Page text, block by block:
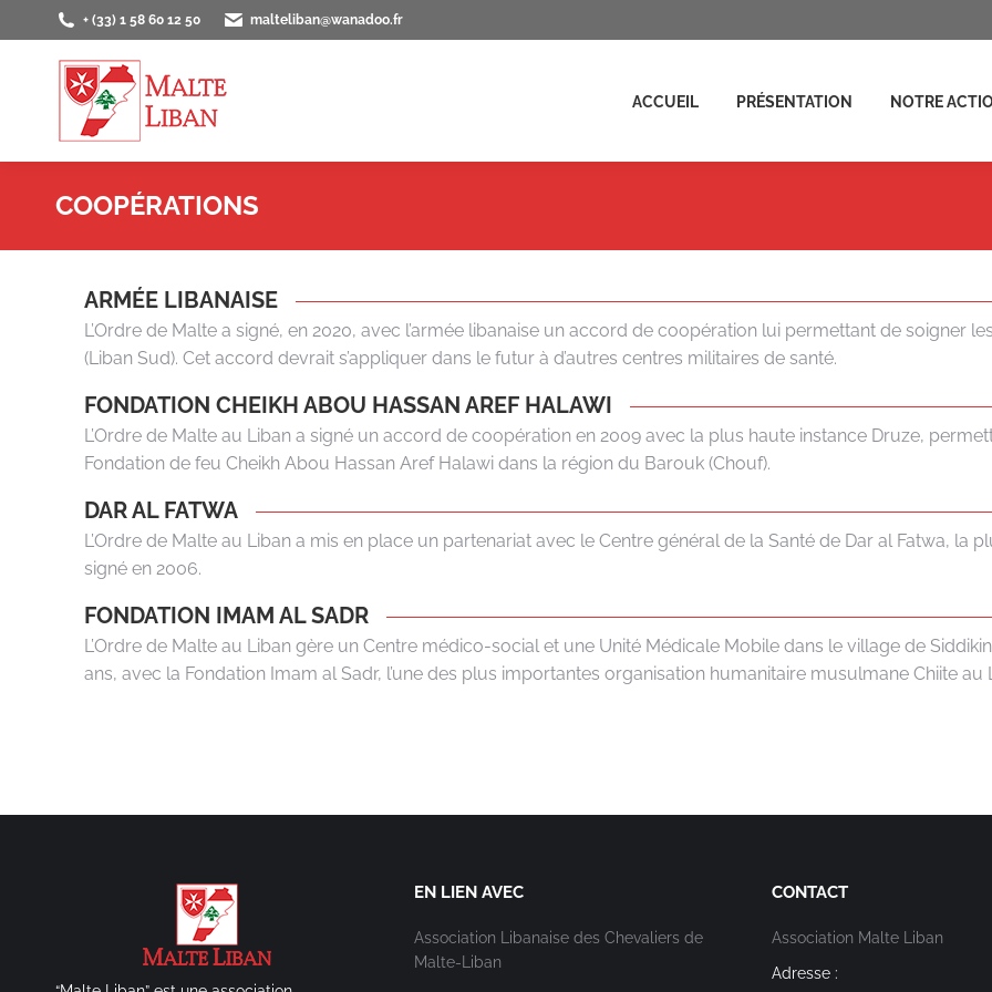
+ (33) 1 58 60 12 50 malteliban@wanadoo.fr
ACCUEIL PRÉSENTATION NOTRE
COOPÉRATIONS
ARMÉE LIBANAISE
L’Ordre de Malte a signé, en 2020, avec l’armée libanaise un accord de coopération lui permettant de soigner
(Liban Sud). Cet accord devrait s’appliquer dans le futur à d’autres centres militaires de santé.
FONDATION CHEIKH ABOU HASSAN AREF HALAWI
L’Ordre de Malte au Liban a signé un accord de coopération en 2009 avec la plus haute instance Druze,
Fondation de feu Cheikh Abou Hassan Aref Halawi dans la région du Barouk (Chouf).
DAR AL FATWA
L’Ordre de Malte au Liban a mis en place un partenariat avec le Centre général de la Santé de Dar al Fatwa, la
signé en 2006.
FONDATION IMAM AL SADR
L’Ordre de Malte au Liban gère un Centre médico-social et une Unité Médicale Mobile dans le village de
ans, avec la Fondation Imam al Sadr, l’une des plus importantes organisation humanitaire musulmane Chiite au
EN LIEN AVEC
Association Libanaise des Chevaliers de
Malte-Liban
CONTACT
Association Malte Liban
Adresse :
ACCUEIL PRÉSENTATION NOTRE ACTION ACTUALITÉS FAIRE UN